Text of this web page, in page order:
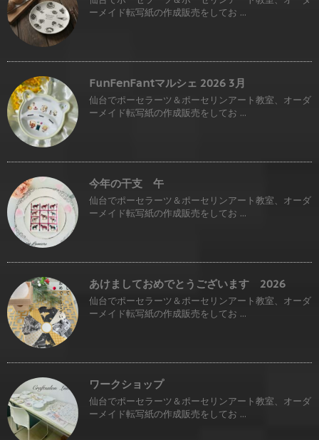
ーメイド転写紙の作成販売をしてお ...
FunFenFantマルシェ 2026 3月
仙台でポーセラーツ＆ポーセリンアート教室、オーダ
ーメイド転写紙の作成販売をしてお ...
今年の干支 午
仙台でポーセラーツ＆ポーセリンアート教室、オーダ
ーメイド転写紙の作成販売をしてお ...
あけましておめでとうございます 2026
仙台でポーセラーツ＆ポーセリンアート教室、オーダ
ーメイド転写紙の作成販売をしてお ...
ワークショップ
仙台でポーセラーツ＆ポーセリンアート教室、オーダ
ーメイド転写紙の作成販売をしてお ...